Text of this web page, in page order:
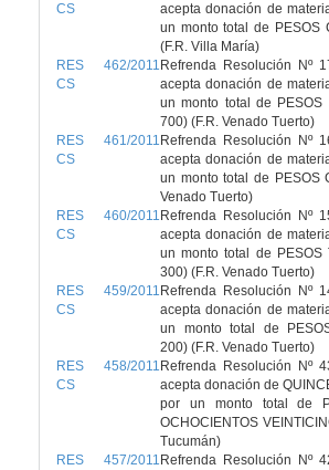
CS
acepta donación de
un monto total de PESOS
(F.R. Villa María)
RES 462/2011
CS
Refrenda Resolución Nº
acepta donación de
un monto total de PESOS
700) (F.R. Venado Tuerto)
RES 461/2011
CS
Refrenda Resolución Nº
acepta donación de
un monto total de PESOS
Venado Tuerto)
RES 460/2011
CS
Refrenda Resolución Nº
acepta donación de
un monto total de PESOS
300) (F.R. Venado Tuerto)
RES 459/2011
CS
Refrenda Resolución Nº
acepta donación de
un monto total de
200) (F.R. Venado Tuerto)
RES 458/2011
CS
Refrenda Resolución Nº
acepta donación de
por un monto total de
OCHOCIENTOS
Tucumán)
RES 457/2011 Refrenda Resolución Nº